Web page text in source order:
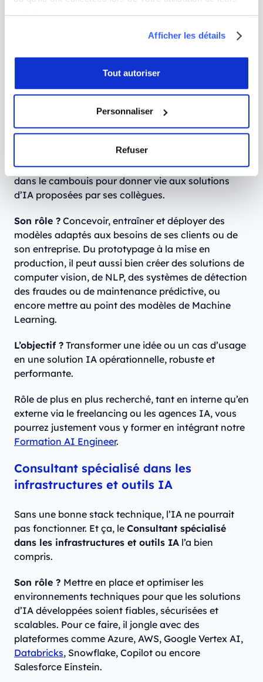
Afficher les détails
Tout autoriser
Personnaliser
Refuser
durable pour ses clients ou son organisation.
Consultant développement et
déploiement de solutions IA
Consultant en développement et
déploiement de solutions IA? Mettre les mains
dans le cambouis pour donner vie aux solutions
d’IA proposées par ses collègues.
Son rôle ? Concevoir, entraîner et déployer des
modèles adaptés aux besoins de ses clients ou de
son entreprise. Du prototypage à la mise en
production, il peut aussi bien créer des solutions de
computer vision, de NLP, des systèmes de détection
des fraudes ou de maintenance prédictive, ou
encore mettre au point des modèles de Machine
Learning.
L’objectif ? Transformer une idée ou un cas d’usage
en une solution IA opérationnelle, robuste et
performante.
Rôle de plus en plus recherché, tant en interne qu’en
externe via le freelancing ou les agences IA, vous
pourrez justement vous y former en intégrant notre
Formation AI Engineer.
Consultant spécialisé dans les
infrastructures et outils IA
Sans une bonne stack technique, l’IA ne pourrait
pas fonctionner. Et ça, le Consultant spécialisé
dans les infrastructures et outils IA l’a bien
compris.
Son rôle ? Mettre en place et optimiser les
environnements techniques pour que les solutions
d’IA développées soient fiables, sécurisées et
scalables. Pour ce faire, il jongle avec des
plateformes comme Azure, AWS, Google Vertex AI,
Databricks, Snowflake, Copilot ou encore
Salesforce Einstein.